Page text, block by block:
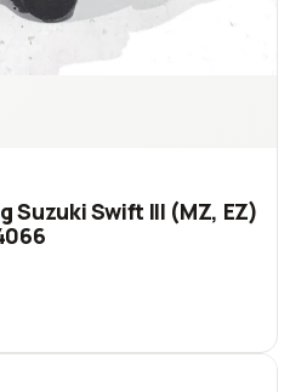
Suzuki Swift III (MZ, EZ)